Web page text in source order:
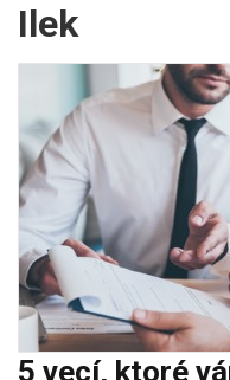
Ilek
5 vecí, ktoré